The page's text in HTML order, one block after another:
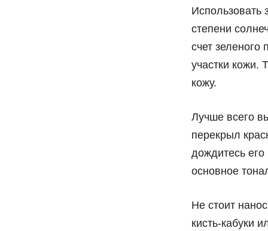
Использовать
степени
счет зеленого
участки кожи.
кожу.
Лучше всего
перекрыл
дождитесь
основное
Не стоит
кисть-кабуки